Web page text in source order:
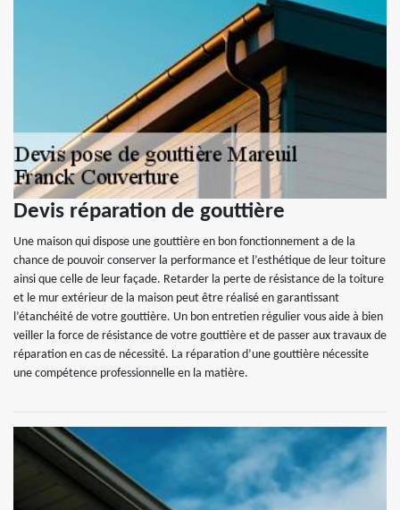
Devis réparation de gouttière
Une maison qui dispose une gouttière en bon fonctionnement a de la
chance de pouvoir conserver la performance et l’esthétique de leur toiture
ainsi que celle de leur façade. Retarder la perte de résistance de la toiture
et le mur extérieur de la maison peut être réalisé en garantissant
l’étanchéité de votre gouttière. Un bon entretien régulier vous aide à bien
veiller la force de résistance de votre gouttière et de passer aux travaux de
réparation en cas de nécessité. La réparation d’une gouttière nécessite
une compétence professionnelle en la matière.